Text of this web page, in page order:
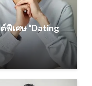
พิเศษ “Dating